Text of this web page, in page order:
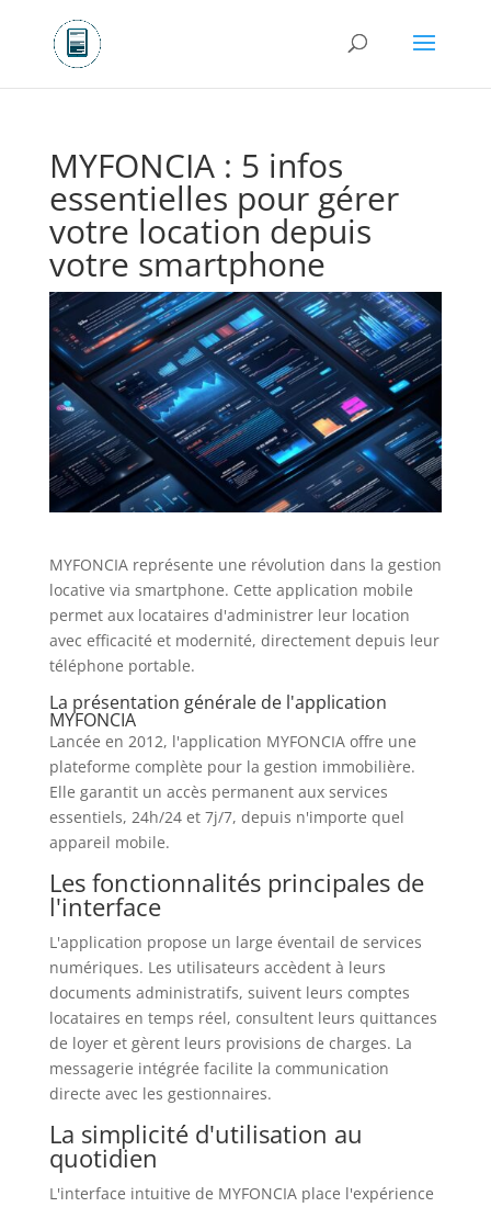
MYFONCIA : 5 infos
essentielles pour gérer
votre location depuis
votre smartphone
MYFONCIA représente une révolution dans la gestion
locative via smartphone. Cette application mobile
permet aux locataires d'administrer leur location
avec efficacité et modernité, directement depuis leur
téléphone portable.
La présentation générale de l'application
MYFONCIA
Lancée en 2012, l'application MYFONCIA offre une
plateforme complète pour la gestion immobilière.
Elle garantit un accès permanent aux services
essentiels, 24h/24 et 7j/7, depuis n'importe quel
appareil mobile.
Les fonctionnalités principales de
l'interface
L'application propose un large éventail de services
numériques. Les utilisateurs accèdent à leurs
documents administratifs, suivent leurs comptes
locataires en temps réel, consultent leurs quittances
de loyer et gèrent leurs provisions de charges. La
messagerie intégrée facilite la communication
directe avec les gestionnaires.
La simplicité d'utilisation au
quotidien
L'interface intuitive de MYFONCIA place l'expérience